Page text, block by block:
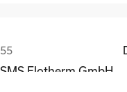
SMS Elotherm GmbH